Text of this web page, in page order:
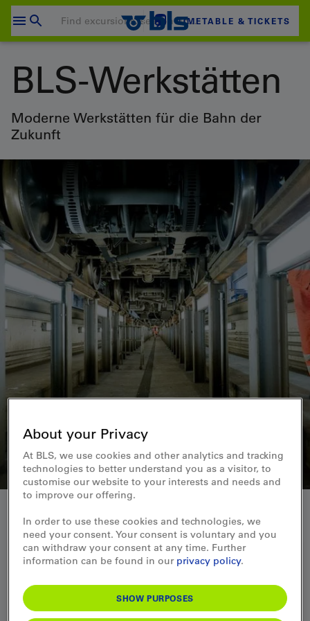
Skip
TIMETABLE & TICKETS
SHOPPING CART
Login
BLS-Werkstätten
Moderne Werkstätten für die Bahn der
Zukunft
BLS-Werkstätten
Weshalb es neue
About your Privacy
At BLS, we use cookies and other analytics and tracking
technologies to better understand you as a visitor, to
customise our website to your interests and needs and
to improve our offering.
In order to use these cookies and technologies, we
need your consent. Your consent is voluntary and you
can withdraw your consent at any time. Further
information can be found in our privacy policy.
SHOW PURPOSES